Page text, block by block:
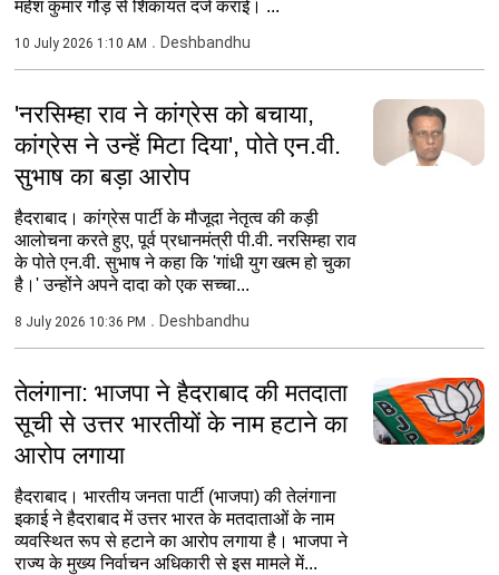
महेश कुमार गौड़ से शिकायत दर्ज कराई। ...
10 July 2026 1:10 AM Deshbandhu
'नरसिम्हा राव ने कांग्रेस को बचाया,
कांग्रेस ने उन्हें मिटा दिया', पोते एन.वी.
सुभाष का बड़ा आरोप
हैदराबाद। कांग्रेस पार्टी के मौजूदा नेतृत्व की कड़ी
आलोचना करते हुए, पूर्व प्रधानमंत्री पी.वी. नरसिम्हा राव
के पोते एन.वी. सुभाष ने कहा कि 'गांधी युग खत्म हो चुका
है।' उन्होंने अपने दादा को एक सच्चा...
8 July 2026 10:36 PM Deshbandhu
तेलंगाना: भाजपा ने हैदराबाद की मतदाता
सूची से उत्तर भारतीयों के नाम हटाने का
आरोप लगाया
हैदराबाद। भारतीय जनता पार्टी (भाजपा) की तेलंगाना
इकाई ने हैदराबाद में उत्तर भारत के मतदाताओं के नाम
व्यवस्थित रूप से हटाने का आरोप लगाया है। भाजपा ने
राज्य के मुख्य निर्वाचन अधिकारी से इस मामले में...